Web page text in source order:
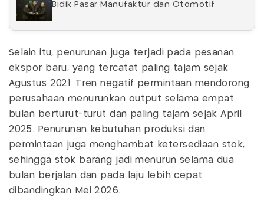
Bidik Pasar Manufaktur dan Otomotif
Selain itu, penurunan juga terjadi pada pesanan
ekspor baru, yang tercatat paling tajam sejak
Agustus 2021. Tren negatif permintaan mendorong
perusahaan menurunkan output selama empat
bulan berturut-turut dan paling tajam sejak April
2025. Penurunan kebutuhan produksi dan
permintaan juga menghambat ketersediaan stok,
sehingga stok barang jadi menurun selama dua
bulan berjalan dan pada laju lebih cepat
dibandingkan Mei 2026.